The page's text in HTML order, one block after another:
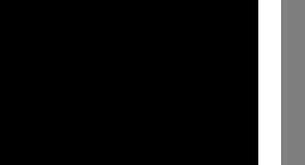
／張
有身心障礙席次可免費索取，詳情
。
To and Milkyway Image